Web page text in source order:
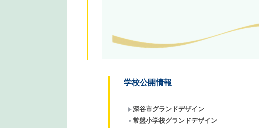
学校公開情報
深谷市グランドデザイン
常盤小学校グランドデザイン